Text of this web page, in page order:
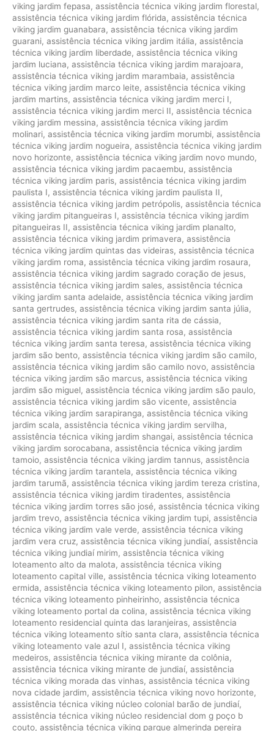
viking jardim fepasa, assistência técnica viking jardim florestal,
assistência técnica viking jardim flórida, assistência técnica
viking jardim guanabara, assistência técnica viking jardim
guarani, assistência técnica viking jardim itália, assistência
técnica viking jardim liberdade, assistência técnica viking
jardim luciana, assistência técnica viking jardim marajoara,
assistência técnica viking jardim marambaia, assistência
técnica viking jardim marco leite, assistência técnica viking
jardim martins, assistência técnica viking jardim merci I,
assistência técnica viking jardim merci II, assistência técnica
viking jardim messina, assistência técnica viking jardim
molinari, assistência técnica viking jardim morumbi, assistência
técnica viking jardim nogueira, assistência técnica viking jardim
novo horizonte, assistência técnica viking jardim novo mundo,
assistência técnica viking jardim pacaembu, assistência
técnica viking jardim paris, assistência técnica viking jardim
paulista I, assistência técnica viking jardim paulista II,
assistência técnica viking jardim petrópolis, assistência técnica
viking jardim pitangueiras I, assistência técnica viking jardim
pitangueiras II, assistência técnica viking jardim planalto,
assistência técnica viking jardim primavera, assistência
técnica viking jardim quintas das videiras, assistência técnica
viking jardim roma, assistência técnica viking jardim rosaura,
assistência técnica viking jardim sagrado coração de jesus,
assistência técnica viking jardim sales, assistência técnica
viking jardim santa adelaide, assistência técnica viking jardim
santa gertrudes, assistência técnica viking jardim santa júlia,
assistência técnica viking jardim santa rita de cássia,
assistência técnica viking jardim santa rosa, assistência
técnica viking jardim santa teresa, assistência técnica viking
jardim são bento, assistência técnica viking jardim são camilo,
assistência técnica viking jardim são camilo novo, assistência
técnica viking jardim são marcus, assistência técnica viking
jardim são miguel, assistência técnica viking jardim são paulo,
assistência técnica viking jardim são vicente, assistência
técnica viking jardim sarapiranga, assistência técnica viking
jardim scala, assistência técnica viking jardim servilha,
assistência técnica viking jardim shangai, assistência técnica
viking jardim sorocabana, assistência técnica viking jardim
tamoio, assistência técnica viking jardim tannus, assistência
técnica viking jardim tarantela, assistência técnica viking
jardim tarumã, assistência técnica viking jardim tereza cristina,
assistência técnica viking jardim tiradentes, assistência
técnica viking jardim torres são josé, assistência técnica viking
jardim trevo, assistência técnica viking jardim tupi, assistência
técnica viking jardim vale verde, assistência técnica viking
jardim vera cruz, assistência técnica viking jundiaí, assistência
técnica viking jundiaí mirim, assistência técnica viking
loteamento alto da malota, assistência técnica viking
loteamento capital ville, assistência técnica viking loteamento
ermida, assistência técnica viking loteamento pilon, assistência
técnica viking loteamento pinheirinho, assistência técnica
viking loteamento portal da colina, assistência técnica viking
loteamento residencial quinta das laranjeiras, assistência
técnica viking loteamento sítio santa clara, assistência técnica
viking loteamento vale azul I, assistência técnica viking
medeiros, assistência técnica viking mirante da colônia,
assistência técnica viking mirante de jundiaí, assistência
técnica viking morada das vinhas, assistência técnica viking
nova cidade jardim, assistência técnica viking novo horizonte,
assistência técnica viking núcleo colonial barão de jundiaí,
assistência técnica viking núcleo residencial dom g poço b
couto, assistência técnica viking parque almerinda pereira